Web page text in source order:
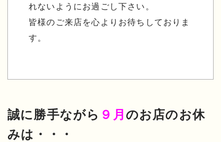
れないようにお過ごし下さい。
皆様のご来店を心よりお待ちしておりま
す。
誠に勝手ながら ９月 のお店のお休
みは・・・